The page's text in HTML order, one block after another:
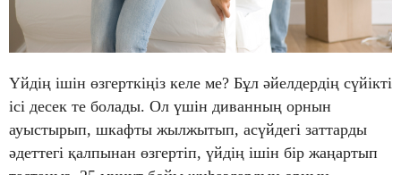
Үйдің ішін өзгерткіңіз келе ме? Бұл әйелдердің сүйікті
ісі десек те болады. Ол үшін диванның орнын
ауыстырып, шкафты жылжытып, асүйдегі заттарды
әдеттегі қалпынан өзгертіп, үйдің ішін бір жаңартып